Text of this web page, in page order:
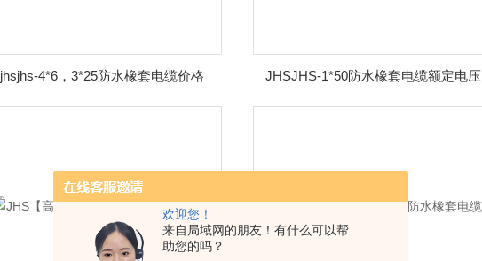
欢迎您！
来自局域网的朋友！有什么可以帮
助您的吗？
jhsjhs-4*6，3*25防水橡套电缆价格 JHSJHS-1*50防水橡套电缆额定电压